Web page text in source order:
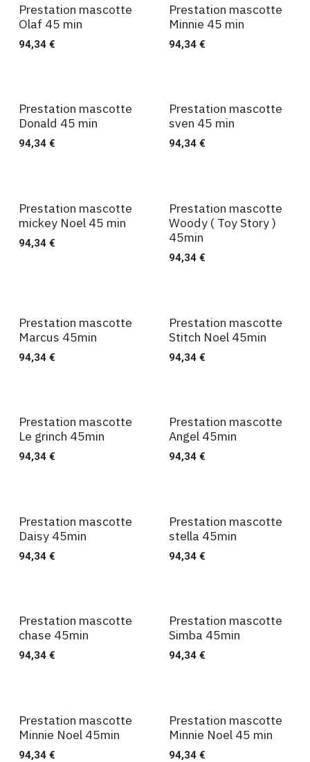
45 min
Prestation mascotte
Olaf 45 min
94,34 €
45 min
Prestation mascotte
Minnie 45 min
94,34€
45 min
Prestation mascotte
Donald 45 min
94,34 €
45 min
Prestation mascotte
sven 45 min
94,34€
45 min
Prestation mascotte
mickey Noel 45 min
94,34 €
45 min
Prestation mascotte
Woody ( Toy Story )
45min
94,34€
45 min
Prestation mascotte
Marcus 45min
94,34 €
45 min
Prestation mascotte
Stitch Noel 45min
94,34€
45 min
Prestation mascotte
Le grinch 45min
94,34 €
45 min
Prestation mascotte
Angel 45min
94,34€
45 min
Prestation mascotte
Daisy 45min
94,34 €
45 min
Prestation mascotte
stella 45min
94,34€
45 min
Prestation mascotte
chase 45min
94,34 €
45 min
Prestation mascotte
Simba 45min
94,34€
45 min
Prestation mascotte
Minnie Noel 45min
94,34 €
45 min
Prestation mascotte
Minnie Noel 45 min
94,34€